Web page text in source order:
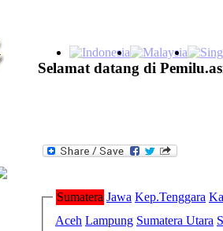
Selamat datang di
Sumatera Jawa Kep.Tenggara
Aceh Lampung Sumatera Utara